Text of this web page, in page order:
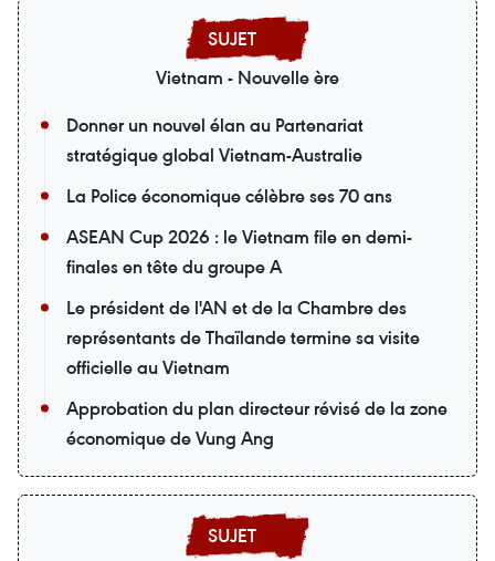
Vietnam - Nouvelle ère
Donner un nouvel élan au Partenariat
stratégique global Vietnam-Australie
La Police économique célèbre ses 70 ans
ASEAN Cup 2026 : le Vietnam file en demi-
finales en tête du groupe A
Le président de l'AN et de la Chambre des
représentants de Thaïlande termine sa visite
officielle au Vietnam
Approbation du plan directeur révisé de la zone
économique de Vung Ang